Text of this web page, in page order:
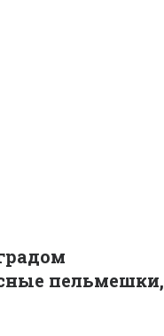
пельмешки,